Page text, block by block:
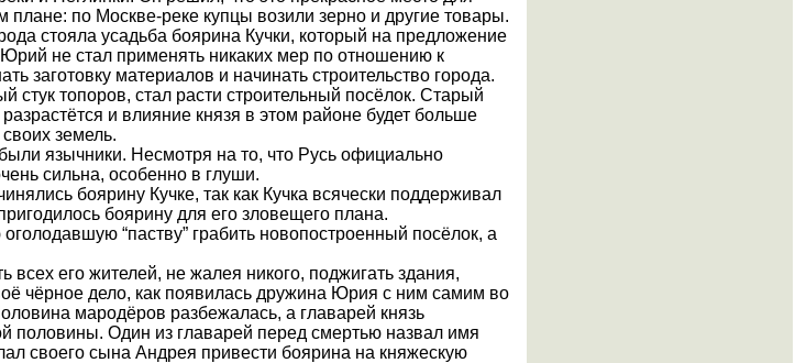
плане: по Москве-реке купцы возили зерно и другие товары.
стояла усадьба боярина Кучки, который на предложение
Юрий не стал применять никаких мер по отношению к
заготовку материалов и начинать строительство города.
топоров, стал расти строительный посёлок. Старый
и влияние князя в этом районе будет больше
земель.
язычники. Несмотря на то, что Русь официально
сильна, особенно в глуши.
боярину Кучке, так как Кучка всячески поддерживал
боярину для его зловещего плана.
“паству” грабить новопостроенный посёлок, а
всех его жителей, не жалея никого, поджигать здания,
чёрное дело, как появилась дружина Юрия с ним самим во
мародёров разбежалась, а главарей князь
половины. Один из главарей перед смертью назвал имя
своего сына Андрея привести боярина на княжескую